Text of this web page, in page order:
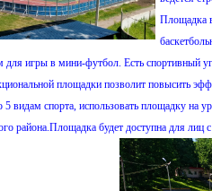
Площадка
для игры в мини-футбол. Есть спортивный
площадки позволит повысить
видам спорта, использовать площадку на
района.Площадка будет доступна для